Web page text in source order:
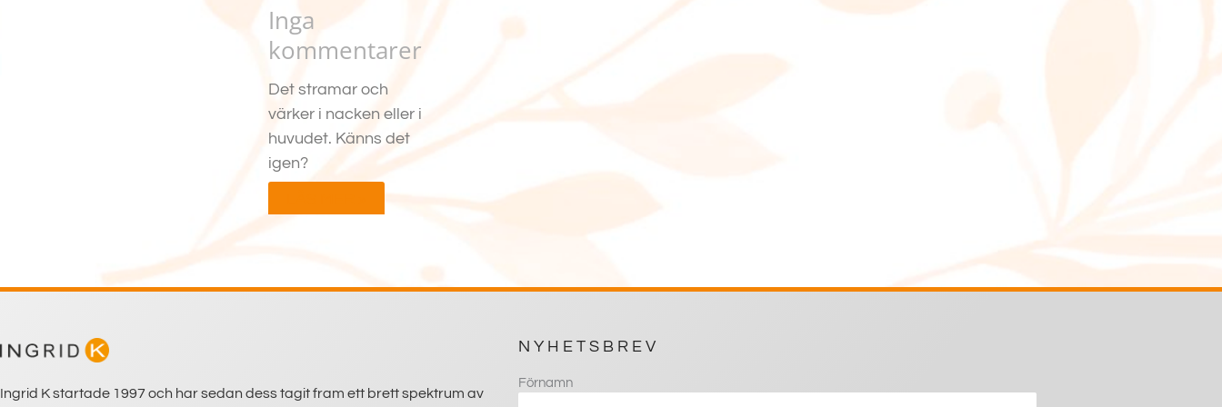
Inga
kommentarer
Det stramar och
värker i nacken eller i
huvudet. Känns det
igen?
Ingrid K startade 1997 och har sedan dess tagit fram ett brett spektrum av
NYHETSBREV
Förnamn